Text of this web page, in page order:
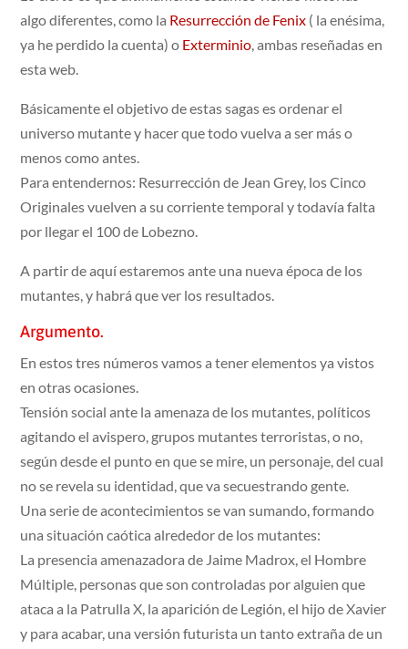
algo diferentes, como la Resurrección de Fenix ( la enésima,
ya he perdido la cuenta) o Exterminio, ambas reseñadas en
esta web.
Básicamente el objetivo de estas sagas es ordenar el
universo mutante y hacer que todo vuelva a ser más o
menos como antes.
Para entendernos: Resurrección de Jean Grey, los Cinco
Originales vuelven a su corriente temporal y todavía falta
por llegar el 100 de Lobezno.
A partir de aquí estaremos ante una nueva época de los
mutantes, y habrá que ver los resultados.
Argumento.
En estos tres números vamos a tener elementos ya vistos
en otras ocasiones.
Tensión social ante la amenaza de los mutantes, políticos
agitando el avispero, grupos mutantes terroristas, o no,
según desde el punto en que se mire, un personaje, del cual
no se revela su identidad, que va secuestrando gente.
Una serie de acontecimientos se van sumando, formando
una situación caótica alrededor de los mutantes:
La presencia amenazadora de Jaime Madrox, el Hombre
Múltiple, personas que son controladas por alguien que
ataca a la Patrulla X, la aparición de Legión, el hijo de Xavier
y para acabar, una versión futurista un tanto extraña de un